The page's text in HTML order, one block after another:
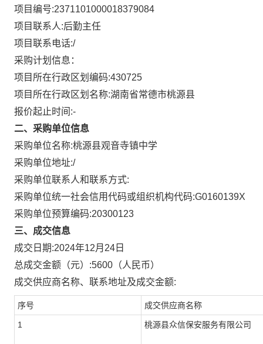
项目编号:2371101000018379084
项目联系人:后勤主任
项目联系电话:/
采购计划信息：
项目所在行政区划编码:430725
项目所在行政区划名称:湖南省常德市桃源县
报价起止时间:-
二、采购单位信息
采购单位名称:桃源县观音寺镇中学
采购单位地址:/
采购单位联系人和联系方式:
采购单位统一社会信用代码或组织机构代码:G0160139X
采购单位预算编码:20300123
三、成交信息
成交日期:2024年12月24日
总成交金额（元）:5600 （人民币）
成交供应商名称、联系地址及成交金额:
序号 成交供应商名称
1 桃源县众信保安服务有限公司